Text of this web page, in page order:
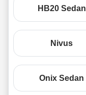
HB20 Sedan
Nivus
Onix Sedan